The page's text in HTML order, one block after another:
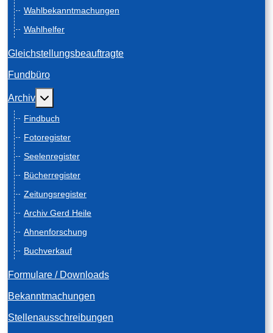
Wahlbekanntmachungen
Wahlhelfer
Gleichstellungsbeauftragte
Fundbüro
Archiv Weitere Informationen: Archiv
Findbuch
Fotoregister
Seelenregister
Bücherregister
Zeitungsregister
Archiv Gerd Heile
Ahnenforschung
Buchverkauf
Formulare / Downloads
Bekanntmachungen
Stellenausschreibungen